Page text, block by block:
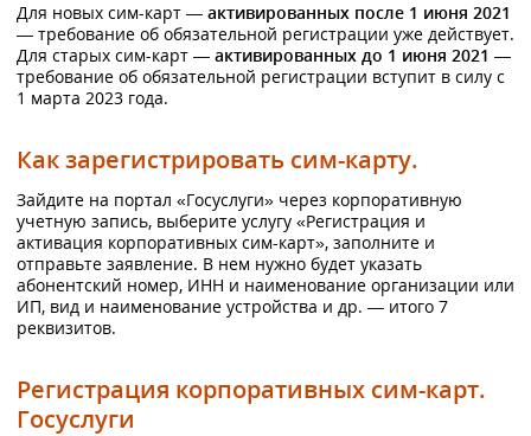
Для новых сим-карт — активированных после 1 июня 2021
— требование об обязательной регистрации уже действует.
Для старых сим-карт — активированных до 1 июня 2021 —
требование об обязательной регистрации вступит в силу с
1 марта 2023 года.
Как зарегистрировать сим-карту.
Зайдите на портал «Госуслуги» через корпоративную
учетную запись, выберите услугу «Регистрация и
активация корпоративных сим-карт», заполните и
отправьте заявление. В нем нужно будет указать
абонентский номер, ИНН и наименование организации или
ИП, вид и наименование устройства и др. — итого 7
реквизитов.
Регистрация корпоративных сим-карт.
Госуслуги